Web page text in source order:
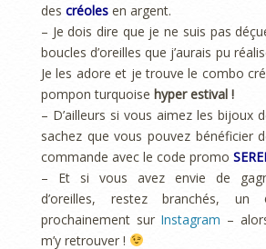
des créoles en argent.
– Je dois dire que je ne suis pas
boucles d’oreilles que j’aurais pu
Je les adore et je trouve le combo
pompon turquoise hyper estival !
– D’ailleurs si vous aimez les bijoux
sachez que vous pouvez bénéficier
commande avec le code promo
– Et si vous avez envie de
d’oreilles, restez branchés, un
prochainement sur Instagram –
m’y retrouver !